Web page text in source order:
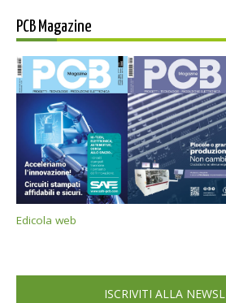
PCB Magazine
Edicola web
ISCRIVITI ALLA